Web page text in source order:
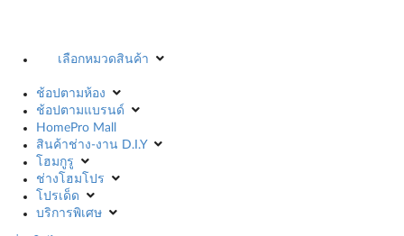
เลือกหมวดสินค้า
ช้อปตามห้อง
ช้อปตามแบรนด์
HomePro Mall
สินค้าช่าง-งาน D.I.Y
โฮมกูรู
ช่างโฮมโปร
โปรเด็ด
บริการพิเศษ